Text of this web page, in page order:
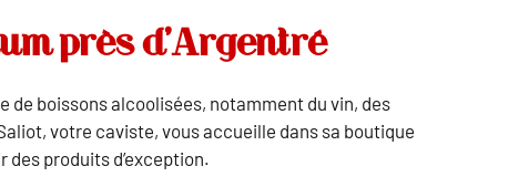
près d’Argentré
de boissons alcoolisées, notamment du vin, des
votre caviste, vous accueille dans sa boutique
produits d’exception.